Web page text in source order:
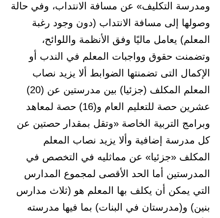
ومدرسة التكليف» عن مسافة الانتداب، وفي حالة
وصولها إلى مسافة الانتداب (دون وجود رغبة
المعلم) يعامل ماليًا وفق الأنظمة واللوائح،
وتضمنت حقوق وواجبات المعلم في الندب أو
الإكمال التى تضمنتها الضوابط ألا يزيد نصاب
المعلم المكلف (جزئيا) بين مدرستين عن (20)
عشرين حصة للتعليم العام و(16) حصة لمعاهد
وبرامج التربية الخاصة «وتقل بمقدار حصتين عن
كل مدرسة إضافية وألا يزيد نصاب المعلم
المكلف «جزئيا» عن مماثليه في التخصص في
المدرستين أما الحد الأقصى لمجموع المدارس
التي يمكن أن يكلف بها المعلم هو (ثلاث مدارس
بنين) و(مدرستان في البنات) بما فيها مدرسته